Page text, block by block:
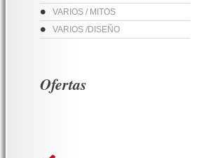
VARIOS / MITOS
VARIOS /DISEÑO
Ofertas